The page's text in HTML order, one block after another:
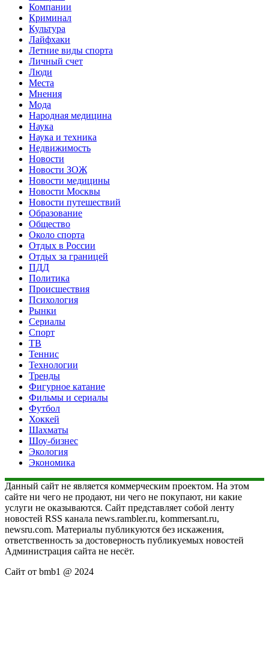
Компании
Криминал
Культура
Лайфхаки
Летние виды спорта
Личный счет
Люди
Места
Мнения
Мода
Народная медицина
Наука
Наука и техника
Недвижимость
Новости
Новости ЗОЖ
Новости медицины
Новости Москвы
Новости путешествий
Образование
Общество
Около спорта
Отдых в России
Отдых за границей
ПДД
Политика
Происшествия
Психология
Рынки
Сериалы
Спорт
ТВ
Теннис
Технологии
Тренды
Фигурное катание
Фильмы и сериалы
Футбол
Хоккей
Шахматы
Шоу-бизнес
Экология
Экономика
Данный сайт не является коммерческим проектом. На этом
сайте ни чего не продают, ни чего не покупают, ни какие
услуги не оказываются. Сайт представляет собой ленту
новостей RSS канала news.rambler.ru, kommersant.ru,
newsru.com. Материалы публикуются без искажения,
ответственность за достоверность публикуемых новостей
Администрация сайта не несёт.
Сайт от bmb1 @ 2024